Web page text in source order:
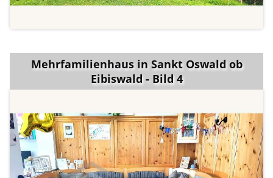
Mehrfamilienhaus in Sankt Oswald ob
Eibiswald - Bild 4